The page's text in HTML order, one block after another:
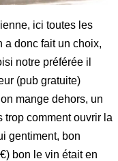
ici toutes les
a donc fait un choix,
notre préférée il
(pub gratuite)
mange dehors, un
trop comment ouvrir la
gentiment, bon
bon le vin était en